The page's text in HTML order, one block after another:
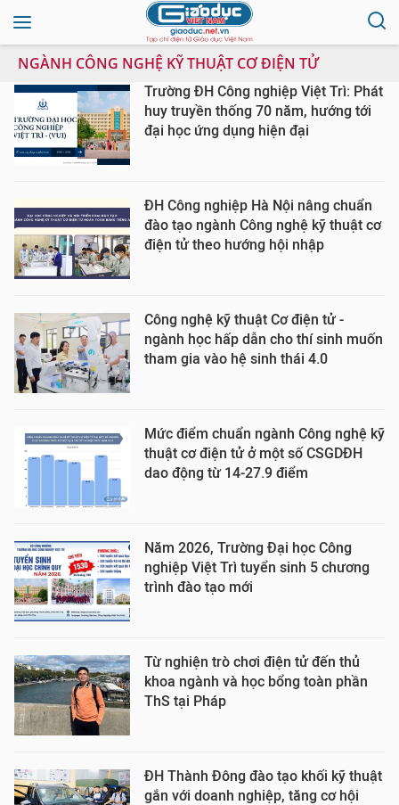
NGÀNH CÔNG NGHỆ KỸ THUẬT CƠ ĐIỆN TỬ
Trường ĐH Công nghiệp Việt Trì: Phát
huy truyền thống 70 năm, hướng tới
đại học ứng dụng hiện đại
ĐH Công nghiệp Hà Nội nâng chuẩn
đào tạo ngành Công nghệ kỹ thuật cơ
điện tử theo hướng hội nhập
Công nghệ kỹ thuật Cơ điện tử -
ngành học hấp dẫn cho thí sinh muốn
tham gia vào hệ sinh thái 4.0
Mức điểm chuẩn ngành Công nghệ kỹ
thuật cơ điện tử ở một số CSGDĐH
dao động từ 14-27.9 điểm
Năm 2026, Trường Đại học Công
nghiệp Việt Trì tuyển sinh 5 chương
trình đào tạo mới
Từ nghiện trò chơi điện tử đến thủ
khoa ngành và học bổng toàn phần
ThS tại Pháp
ĐH Thành Đông đào tạo khối kỹ thuật
gắn với doanh nghiệp, tăng cơ hội